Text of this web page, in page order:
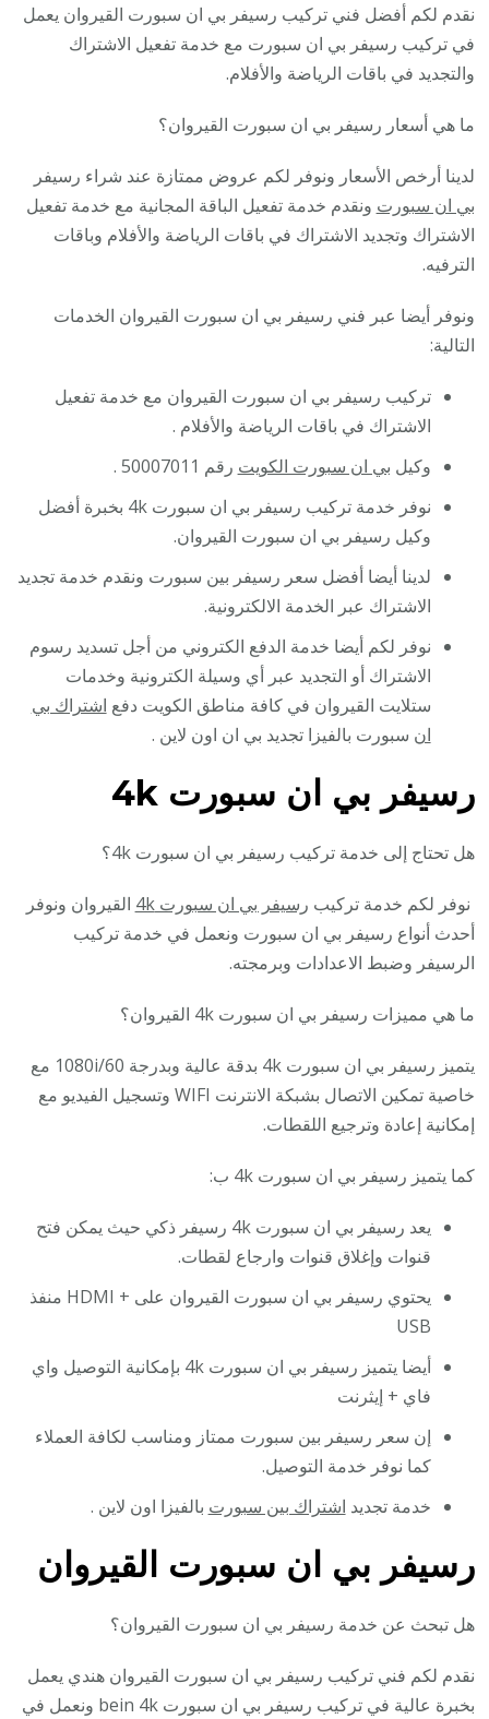
نقدم لكم أفضل فني تركيب رسيفر بي ان سبورت القيروان يعمل
في تركيب رسيفر بي ان سبورت مع خدمة تفعيل الاشتراك
والتجديد في باقات الرياضة والأفلام.
ما هي أسعار رسيفر بي ان سبورت القيروان؟
لدينا أرخص الأسعار ونوفر لكم عروض ممتازة عند شراء رسيفر
بي ان سبورت ونقدم خدمة تفعيل الباقة المجانية مع خدمة تفعيل
الاشتراك وتجديد الاشتراك في باقات الرياضة والأفلام وباقات
الترفيه.
ونوفر أيضا عبر فني رسيفر بي ان سبورت القيروان الخدمات
التالية:
تركيب رسيفر بي ان سبورت القيروان مع خدمة تفعيل
الاشتراك في باقات الرياضة والأفلام .
وكيل بي ان سبورت الكويت رقم 50007011 .
نوفر خدمة تركيب رسيفر بي ان سبورت 4k بخبرة أفضل
وكيل رسيفر بي ان سبورت القيروان.
لدينا أيضا أفضل سعر رسيفر بين سبورت ونقدم خدمة تجديد
الاشتراك عبر الخدمة الالكترونية.
نوفر لكم أيضا خدمة الدفع الكتروني من أجل تسديد رسوم
الاشتراك أو التجديد عبر أي وسيلة الكترونية وخدمات
ستلايت القيروان في كافة مناطق الكويت دفع اشتراك بي
ان سبورت بالفيزا تجديد بي ان اون لاين .
رسيفر بي ان سبورت 4k
هل تحتاج إلى خدمة تركيب رسيفر بي ان سبورت 4k؟
نوفر لكم خدمة تركيب رسيفر بي ان سبورت 4k
القيروان ونوفر
أحدث أنواع رسيفر بي ان سبورت ونعمل في خدمة تركيب
الرسيفر وضبط الاعدادات وبرمجته.
ما هي مميزات رسيفر بي ان سبورت 4k القيروان؟
يتميز رسيفر بي ان سبورت 4k بدقة عالية وبدرجة 1080i/60 مع
خاصية تمكين الاتصال بشبكة الانترنت WIFI وتسجيل الفيديو مع
إمكانية إعادة وترجيع اللقطات.
كما يتميز رسيفر بي ان سبورت 4k ب:
يعد رسيفر بي ان سبورت 4k رسيفر ذكي حيث يمكن فتح
قنوات وإغلاق قنوات وارجاع لقطات.
يحتوي رسيفر بي ان سبورت القيروان على + HDMI منفذ
USB
أيضا يتميز رسيفر بي ان سبورت 4k بإمكانية التوصيل واي
فاي + إيثرنت
إن سعر رسيفر بين سبورت ممتاز ومناسب لكافة العملاء
كما نوفر خدمة التوصيل.
خدمة تجديد اشتراك بين سبورت بالفيزا اون لاين .
رسيفر بي ان سبورت القيروان
هل تبحث عن خدمة رسيفر بي ان سبورت القيروان؟
نقدم لكم فني تركيب رسيفر بي ان سبورت القيروان هندي يعمل
بخبرة عالية في تركيب رسيفر بي ان سبورت bein 4k ونعمل في